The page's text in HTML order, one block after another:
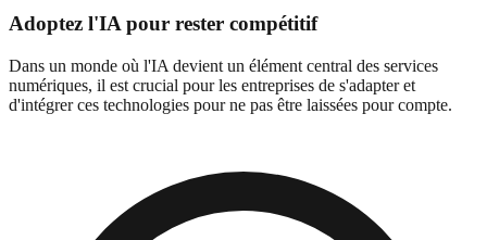
Adoptez l'IA pour rester compétitif
Dans un monde où l'IA devient un élément central des services
numériques, il est crucial pour les entreprises de s'adapter et
d'intégrer ces technologies pour ne pas être laissées pour compte.